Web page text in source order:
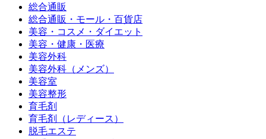
総合通販
総合通販・モール・百貨店
美容・コスメ・ダイエット
美容・健康・医療
美容外科
美容外科（メンズ）
美容室
美容整形
育毛剤
育毛剤（レディース）
脱毛エステ